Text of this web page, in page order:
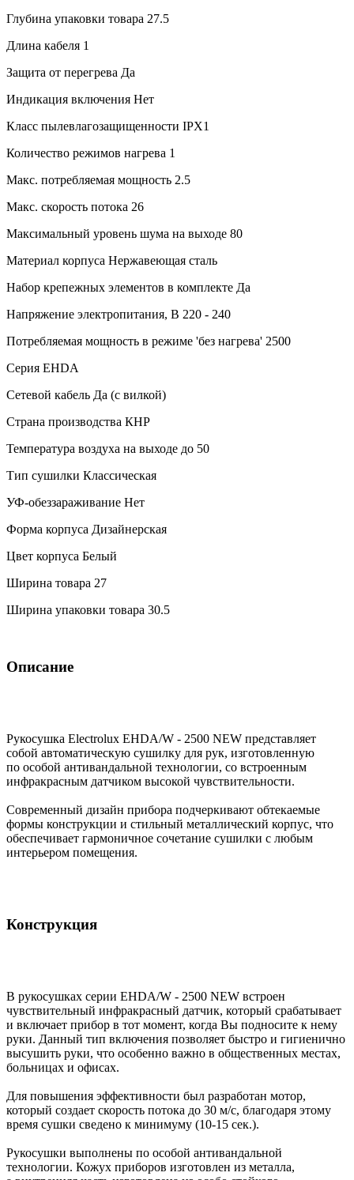
Глубина упаковки товара 27.5
Длина кабеля 1
Защита от перегрева Да
Индикация включения Нет
Класс пылевлагозащищенности IPX1
Количество режимов нагрева 1
Макс. потребляемая мощность 2.5
Макс. скорость потока 26
Максимальный уровень шума на выходе 80
Материал корпуса Нержавеющая сталь
Набор крепежных элементов в комплекте Да
Напряжение электропитания, В 220 - 240
Потребляемая мощность в режиме 'без нагрева' 2500
Серия EHDA
Сетевой кабель Да (с вилкой)
Страна производства КНР
Температура воздуха на выходе до 50
Тип сушилки Классическая
УФ-обеззараживание Нет
Форма корпуса Дизайнерская
Цвет корпуса Белый
Ширина товара 27
Ширина упаковки товара 30.5
Описание
Рукосушка Electrolux EHDA/W - 2500 NEW представляет
собой автоматическую сушилку для рук, изготовленную
по особой антивандальной технологии, со встроенным
инфракрасным датчиком высокой чувствительности.
Современный дизайн прибора подчеркивают обтекаемые
формы конструкции и стильный металлический корпус, что
обеспечивает гармоничное сочетание сушилки с любым
интерьером помещения.
Конструкция
В рукосушках серии EHDA/W - 2500 NEW встроен
чувствительный инфракрасный датчик, который срабатывает
и включает прибор в тот момент, когда Вы подносите к нему
руки. Данный тип включения позволяет быстро и гигиенично
высушить руки, что особенно важно в общественных местах,
больницах и офисах.
Для повышения эффективности был разработан мотор,
который создает скорость потока до 30 м/с, благодаря этому
время сушки сведено к минимуму (10-15 сек.).
Рукосушки выполнены по особой антивандальной
технологии. Кожух приборов изготовлен из металла,